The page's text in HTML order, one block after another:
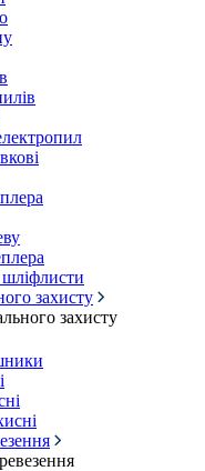
захисту
захисту